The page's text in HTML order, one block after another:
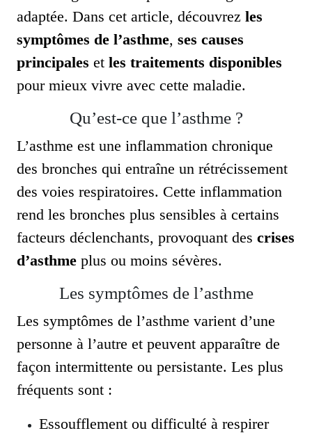
adaptée. Dans cet article, découvrez les
symptômes de l’asthme, ses causes
principales et les traitements disponibles
pour mieux vivre avec cette maladie.
Qu’est-ce que l’asthme ?
L’asthme est une inflammation chronique
des bronches qui entraîne un rétrécissement
des voies respiratoires. Cette inflammation
rend les bronches plus sensibles à certains
facteurs déclenchants, provoquant des crises
d’asthme plus ou moins sévères.
Les symptômes de l’asthme
Les symptômes de l’asthme varient d’une
personne à l’autre et peuvent apparaître de
façon intermittente ou persistante. Les plus
fréquents sont :
Essoufflement ou difficulté à respirer